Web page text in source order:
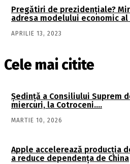
Pregătiri de prezidențiale?
adresa modelului economic al
APRILIE 13, 2023
Cele mai citite
Şedinţă a Consiliului Suprem
miercuri, la Cotroceni….
MARTIE 10, 2026
Apple accelerează producția
a reduce dependența de China